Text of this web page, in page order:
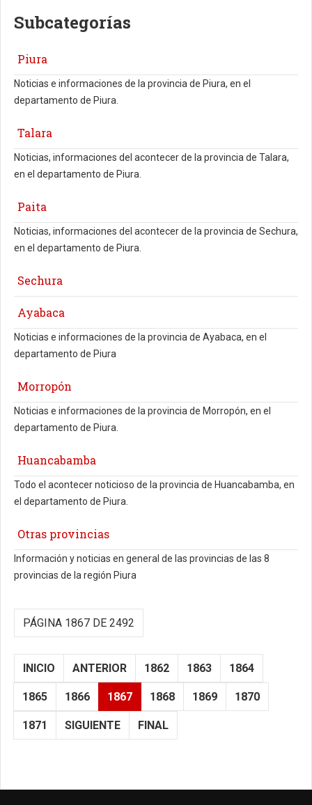
Subcategorías
Piura
Noticias e informaciones de la provincia de Piura, en el
departamento de Piura.
Talara
Noticias, informaciones del acontecer de la provincia de Talara,
en el departamento de Piura.
Paita
Noticias, informaciones del acontecer de la provincia de Sechura,
en el departamento de Piura.
Sechura
Ayabaca
Noticias e informaciones de la provincia de Ayabaca, en el
departamento de Piura
Morropón
Noticias e informaciones de la provincia de Morropón, en el
departamento de Piura.
Huancabamba
Todo el acontecer noticioso de la provincia de Huancabamba, en
el departamento de Piura.
Otras provincias
Información y noticias en general de las provincias de las 8
provincias de la región Piura
PÁGINA 1867 DE 2492
INICIO ANTERIOR 1862 1863 1864
1865 1866 1867 1868 1869 1870
1871 SIGUIENTE FINAL